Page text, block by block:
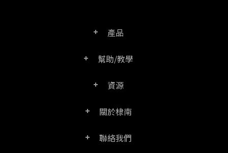
產品
PDF文電通專業版
幫助/教學
常見問題
資源
產品/授權比較表
關於棣南
公司介紹
聯絡我們